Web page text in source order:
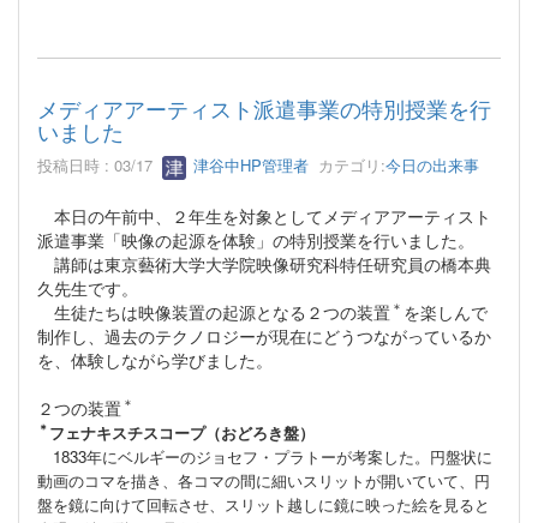
メディアアーティスト派遣事業の特別授業を行
いました
投稿日時 : 03/17 津谷中HP管理者 カテゴリ:今日の出来事
本日の午前中、２年生を対象としてメディアアーティスト
派遣事業「映像の起源を体験」の特別授業を行いました。
講師は東京藝術大学大学院映像研究科特任研究員の橋本典
久先生です。
生徒たちは映像装置の起源となる２つの装置 ＊ を楽しんで
制作し、過去のテクノロジーが現在にどうつながっているか
を、体験しながら学びました。
２つの装置 ＊
＊ フェナキスチスコープ（おどろき盤）
1833年にベルギーのジョセフ・プラトーが考案した。円盤状に
動画のコマを描き、各コマの間に細いスリットが開いていて、円
盤を鏡に向けて回転させ、スリット越しに鏡に映った絵を見ると